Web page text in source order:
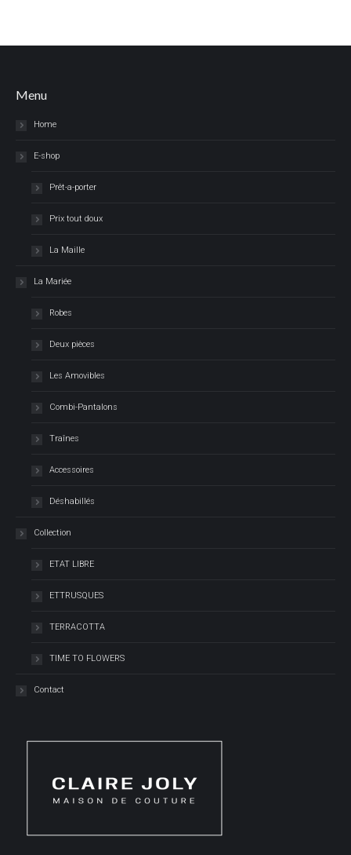
Menu
Home
E-shop
Prêt-a-porter
Prix tout doux
La Maille
La Mariée
Robes
Deux pièces
Les Amovibles
Combi-Pantalons
Traînes
Accessoires
Déshabillés
Collection
ETAT LIBRE
ETTRUSQUES
TERRACOTTA
TIME TO FLOWERS
Contact